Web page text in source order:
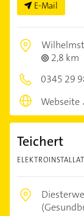
E-Mail
2,8 km
0345 29
Webseite
Teichert